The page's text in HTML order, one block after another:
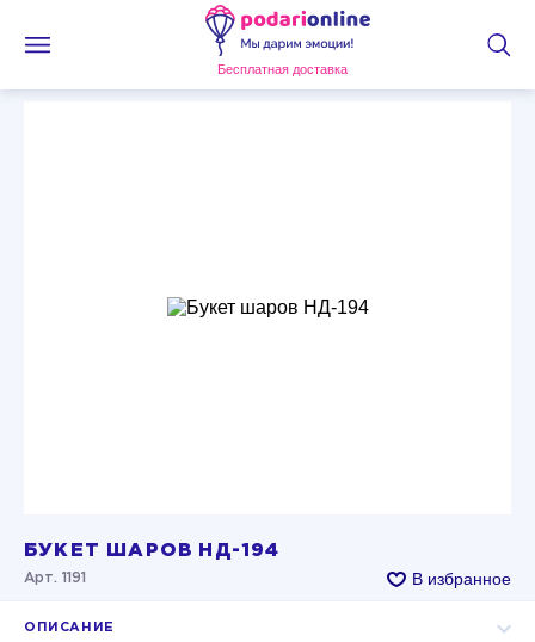
Бесплатная доставка
БУКЕТ ШАРОВ НД-194
Арт. 1191 В избранное
ОПИСАНИЕ